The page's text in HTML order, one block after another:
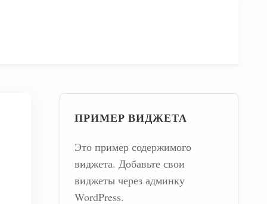
ПРИМЕР ВИДЖЕТА
Это пример содержимого
виджета. Добавьте свои
виджеты через админку
WordPress.